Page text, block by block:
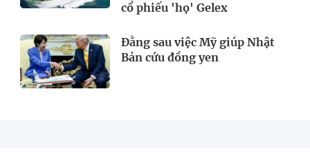
cổ phiếu 'họ' Gelex
Đằng sau việc Mỹ giúp Nhật
Bản cứu đồng yen